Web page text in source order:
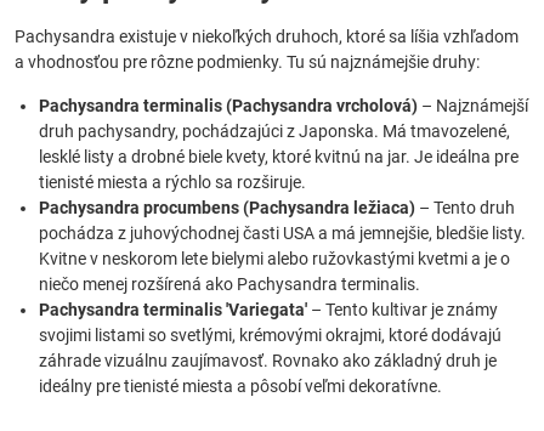
Pachysandra existuje v niekoľkých druhoch, ktoré sa líšia vzhľadom
a vhodnosťou pre rôzne podmienky. Tu sú najznámejšie druhy:
Pachysandra terminalis (Pachysandra vrcholová) – Najznámejší
druh pachysandry, pochádzajúci z Japonska. Má tmavozelené,
lesklé listy a drobné biele kvety, ktoré kvitnú na jar. Je ideálna pre
tienisté miesta a rýchlo sa rozširuje.
Pachysandra procumbens (Pachysandra ležiaca) – Tento druh
pochádza z juhovýchodnej časti USA a má jemnejšie, bledšie listy.
Kvitne v neskorom lete bielymi alebo ružovkastými kvetmi a je o
niečo menej rozšírená ako Pachysandra terminalis.
Pachysandra terminalis 'Variegata' – Tento kultivar je známy
svojimi listami so svetlými, krémovými okrajmi, ktoré dodávajú
záhrade vizuálnu zaujímavosť. Rovnako ako základný druh je
ideálny pre tienisté miesta a pôsobí veľmi dekoratívne.